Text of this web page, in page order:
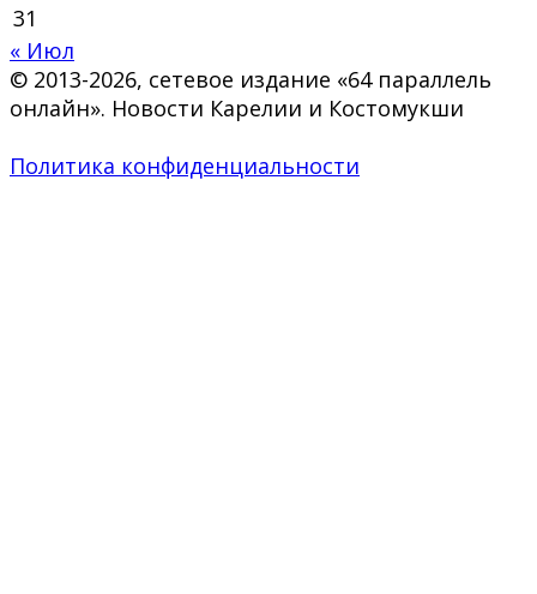
31
« Июл
© 2013-2026, сетевое издание «64 параллель
онлайн». Новости Карелии и Костомукши
Политика конфиденциальности